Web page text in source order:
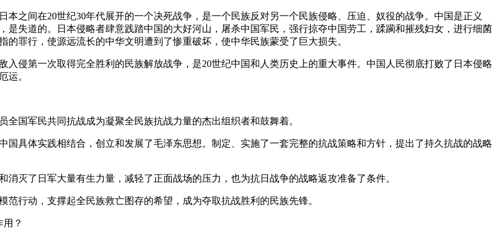
间在20世纪30年代展开的一个决死战争，是一个民族反对另一个民族侵略、压迫、奴役的战争。中国是正义
失道的。日本侵略者肆意践踏中国的大好河山，屠杀中国军民，强行掠夺中国劳工，蹂躏和摧残妇女，进行细菌
罪行，使源远流长的中华文明遭到了惨重破坏，使中华民族蒙受了巨大损失。
第一次取得完全胜利的民族解放战争，是20世纪中国和人类历史上的重大事件。中国人民彻底打败了日本侵略
运。
国军民共同抗战成为凝聚全民族抗战力量的杰出组织者和鼓舞着。
体实践相结合，创立和发展了毛泽东思想。制定、实施了一套完整的抗战策略和方针，提出了持久抗战的战略
了日军大量有生力量，减轻了正面战场的压力，也为抗日战争的战略返攻准备了条件。
动，支撑起全民族救亡图存的希望，成为夺取抗战胜利的民族先锋。
？